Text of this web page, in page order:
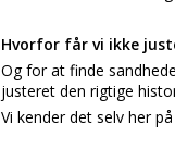
Hvorfor får vi ikke
Og for at finde
justeret den rigtige
Vi kender det selv her